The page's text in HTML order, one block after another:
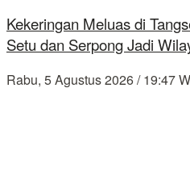
Kekeringan Meluas di
Setu dan Serpong Jadi
Rabu, 5 Agustus 2026 / 19:47